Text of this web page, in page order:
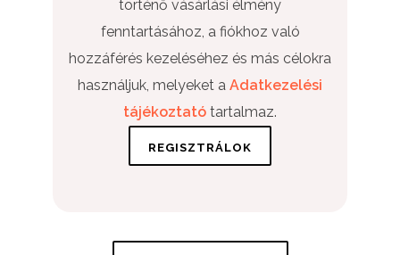
történő vásárlási élmény
fenntartásához, a fiókhoz való
hozzáférés kezeléséhez és más célokra
használjuk, melyeket a Adatkezelési
tájékoztató tartalmaz.